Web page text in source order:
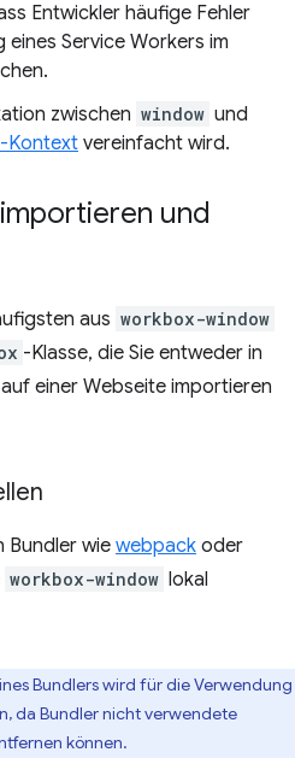
Entwickler häufige Fehler
eines Service Workers im
zwischen window und
Kontextvereinfacht wird.
importieren und
aus workbox-window
-Klasse, die Sie entweder in
einer Webseite importieren
Bundler wie webpack oder
workbox-window lokal
Bundlers wird für die Verwendung
da Bundler nicht verwendete
können.